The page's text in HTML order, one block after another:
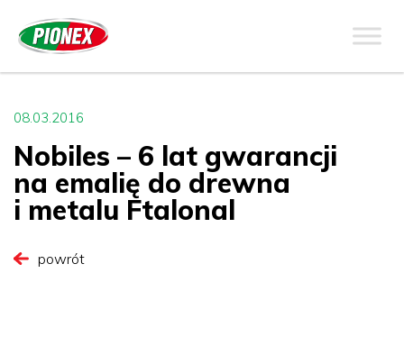
08.03.2016
Nobiles – 6 lat gwarancji
na emalię do drewna
i metalu Ftalonal
powrót